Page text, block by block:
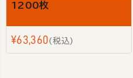
1200枚
¥63,360 税込